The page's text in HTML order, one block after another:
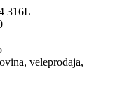
316L
veleprodaja,